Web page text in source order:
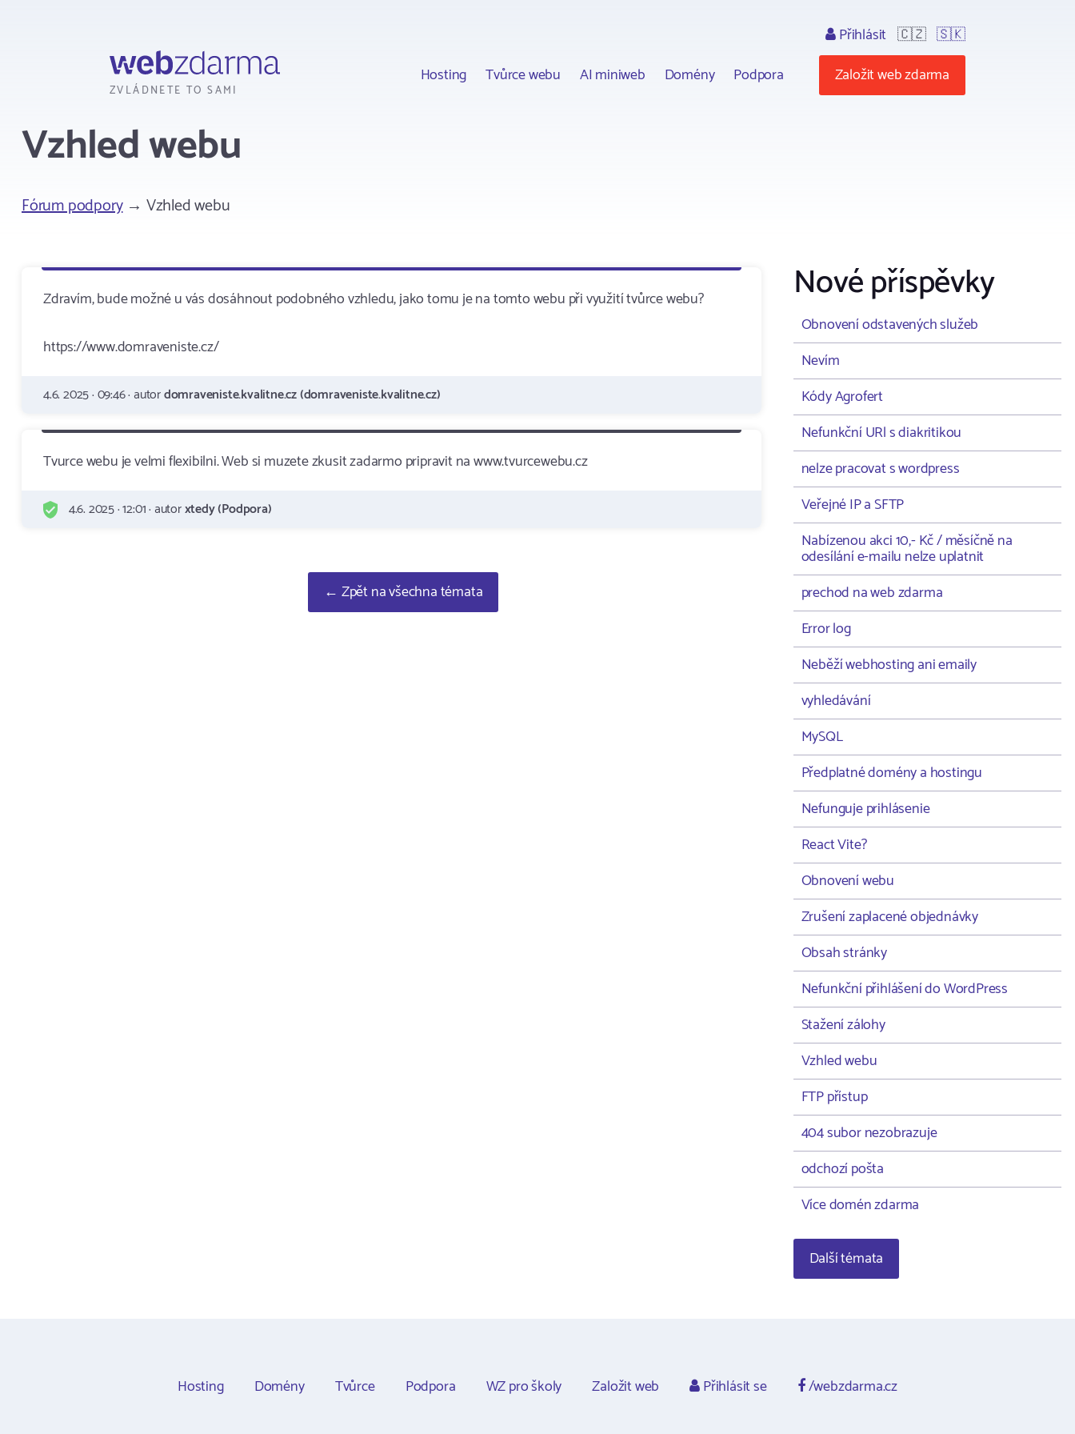
ZVLÁDNETE TO SAMI
Hosting Tvůrce webu AI miniweb Domény Podpora
Přihlásit 🇨🇿 🇸🇰
Založit web zdarma
Vzhled webu
Fórum podpory→ Vzhled webu
Zdravím, bude možné u vás dosáhnout podobného vzhledu, jako tomu je na tomto webu při využití tvůrce webu?
https://www.domraveniste.cz/
4.6. 2025 · 09:46 · autordomraveniste.kvalitne.cz (domraveniste.kvalitne.cz)
Tvurce webu je velmi flexibilni. Web si muzete zkusit zadarmo pripravit na www.tvurcewebu.cz
4.6. 2025 · 12:01 · autorxtedy (Podpora)
← Zpět na všechna témata
Nové příspěvky
Obnovení odstavených služeb
Nevím
Kódy Agrofert
Nefunkční URl s diakritikou
nelze pracovat s wordpress
Veřejné IP a SFTP
Nabízenou akci 10,- Kč / měsíčně na
odesílání e-mailu nelze uplatnit
prechod na web zdarma
Error log
Neběží webhosting ani emaily
vyhledávání
MySQL
Předplatné domény a hostingu
Nefunguje prihlásenie
React Vite?
Obnovení webu
Zrušení zaplacené objednávky
Obsah stránky
Nefunkční přihlášení do WordPress
Stažení zálohy
Vzhled webu
FTP přístup
404 subor nezobrazuje
odchozí pošta
Více domén zdarma
Další témata
Hosting Domény Tvůrce Podpora WZ pro školy Založit web Přihlásit se /webzdarma.cz